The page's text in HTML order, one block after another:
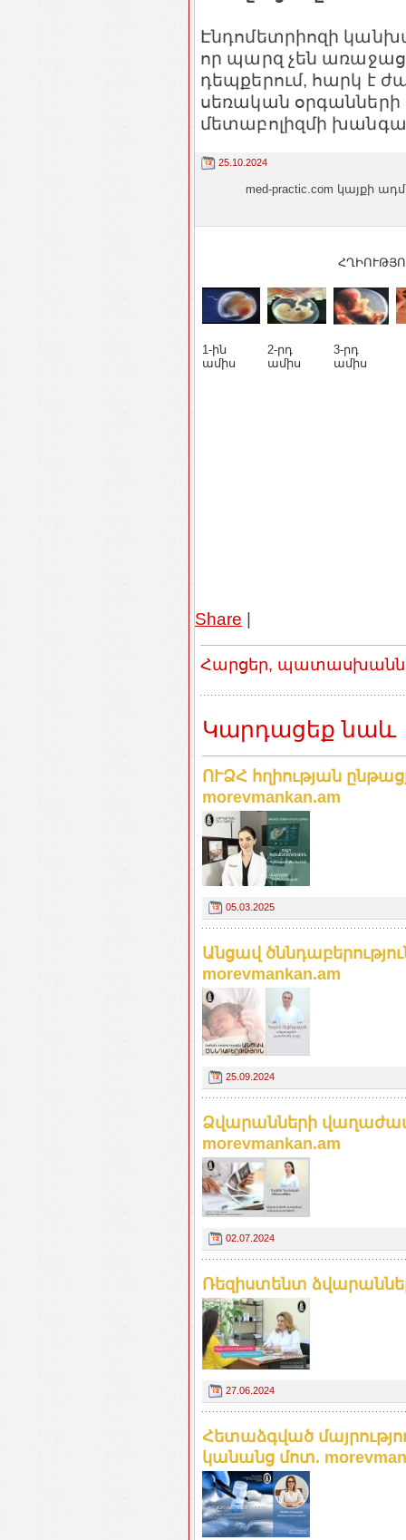
Էնդոմետրիոզի
որ պարզ չեն
դեպքերում, հարկ է
սեռական օրգանների
մետաբոլիզմի
25.10.2024
med-practic.com կայքի
1-ին
ամիս
2-րդ
ամիս
3-րդ
ամիս
Share |
Հարցեր,
Կարդացեք նաև
ՈՒՁՀ հղիության
morevmankan.am
05.03.2025
Անցավ
morevmankan.am
25.09.2024
Ձվարանների
morevmankan.am
02.07.2024
Ռեզիստենտ
27.06.2024
Հետաձգված
կանանց մոտ.